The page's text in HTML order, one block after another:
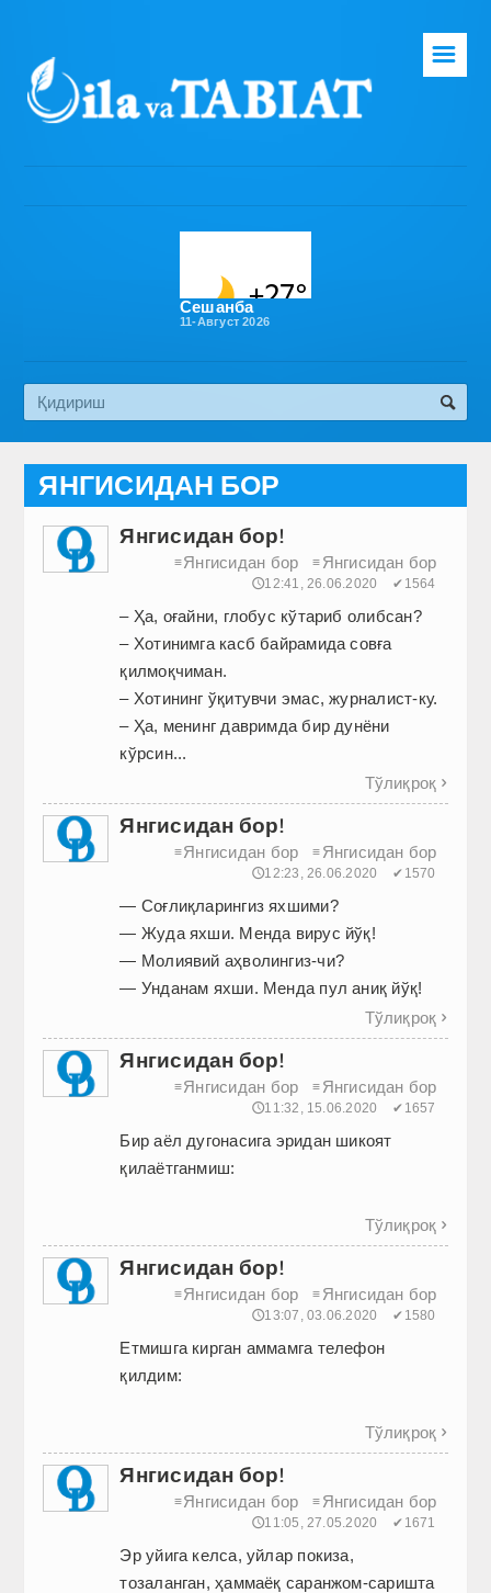
Бош саҳифа
Эко медиа
☰
Сешанба
11-Август 2026
ЯНГИСИДАН БОР
Янгисидан бор!
≡Янгисидан бор ≡ Янгисидан бор
🕔12:41, 26.06.2020 ✔1564
– Ҳа, оғайни, глобус кўтариб олибсан?
– Хотинимга касб байрамида совға
қилмоқчиман.
– Хотининг ўқитувчи эмас, журналист-ку.
– Ҳа, менинг давримда бир дунёни
кўрсин...
Тўлиқроқ 
Янгисидан бор!
≡Янгисидан бор ≡ Янгисидан бор
🕔12:23, 26.06.2020 ✔1570
— Соғлиқларингиз яхшими?
— Жуда яхши. Менда вирус йўқ!
— Молиявий аҳволингиз-чи?
— Унданам яхши. Менда пул аниқ йўқ!
Тўлиқроқ 
Янгисидан бор!
≡Янгисидан бор ≡ Янгисидан бор
🕔11:32, 15.06.2020 ✔1657
Бир аёл дугонасига эридан шикоят
қилаётганмиш:
Тўлиқроқ 
Янгисидан бор!
≡Янгисидан бор ≡ Янгисидан бор
🕔13:07, 03.06.2020 ✔1580
Етмишга кирган аммамга телефон
қилдим:
Тўлиқроқ 
Янгисидан бор!
≡Янгисидан бор ≡ Янгисидан бор
🕔11:05, 27.05.2020 ✔1671
Эр уйига келса, уйлар покиза,
тозаланган, ҳаммаёқ саранжом-саришта